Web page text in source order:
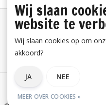
Betaalinformatie
Algemene voorwaarden
Wij slaan
website te
Wij slaan cookies op om
akkoord?
JA NEE
MEER OVER COOKIES »